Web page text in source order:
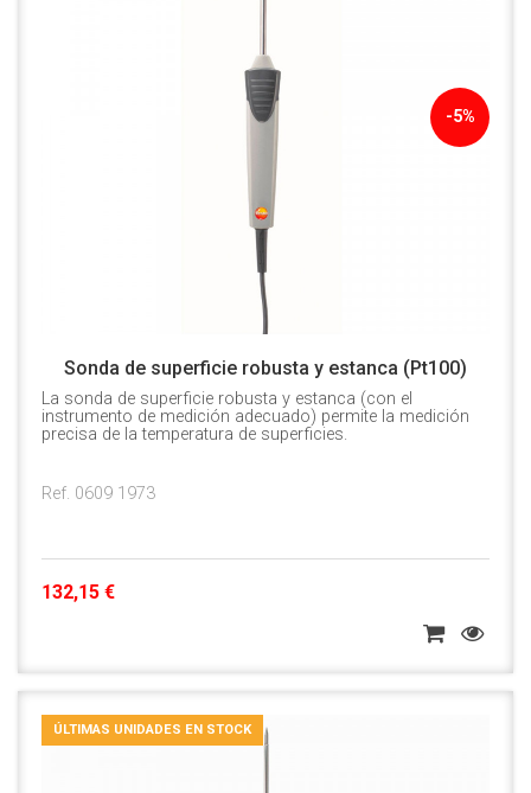
-5%
Sonda de superficie robusta y estanca (Pt100)
La sonda de superficie robusta y estanca (con el
instrumento de medición adecuado) permite la medición
precisa de la temperatura de superficies.
Ref. 0609 1973
132,15 €
ÚLTIMAS UNIDADES EN STOCK